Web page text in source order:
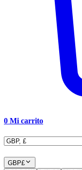
0 Mi carrito
GBP£